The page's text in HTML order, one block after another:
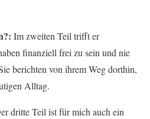
Im zweiten Teil trifft er
finanziell frei zu sein und nie
berichten von ihrem Weg dorthin,
Alltag.
dritte Teil ist für mich auch ein